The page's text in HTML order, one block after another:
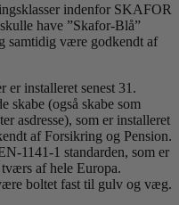
indenfor SKAFOR
have ”Skafor-Blå”
samtidig være godkendt af
er installeret senest 31.
skabe (også skabe som
asdresse), som er installeret
af Forsikring og Pension.
1141-1 standarden, som er
af hele Europa.
boltet fast til gulv og væg.